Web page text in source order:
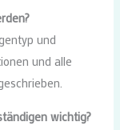
und
und alle
wichtig?